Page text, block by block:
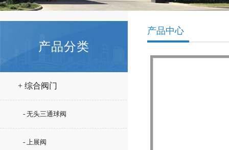
产品分类
+ 综合阀门
- 无头三通球阀
- 上展阀
产品中心